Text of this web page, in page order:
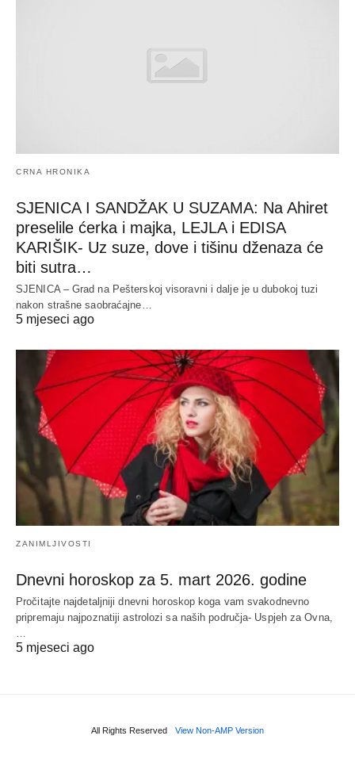
CRNA HRONIKA
SJENICA I SANDŽAK U SUZAMA: Na Ahiret
preselile ćerka i majka, LEJLA i EDISA
KARIŠIK- Uz suze, dove i tišinu dženaza će
biti sutra…
SJENICA – Grad na Pešterskoj visoravni i dalje je u dubokoj tuzi
nakon strašne saobraćajne…
5 mjeseci ago
ZANIMLJIVOSTI
Dnevni horoskop za 5. mart 2026. godine
Pročitajte najdetaljniji dnevni horoskop koga vam svakodnevno
pripremaju najpoznatiji astrolozi sa naših područja- Uspjeh za Ovna,
5 mjeseci ago
All Rights Reserved View Non-AMP Version